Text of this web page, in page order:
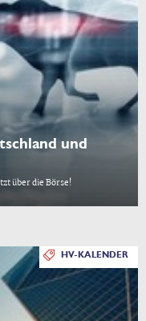
und
über die Börse!
HV-KALENDER